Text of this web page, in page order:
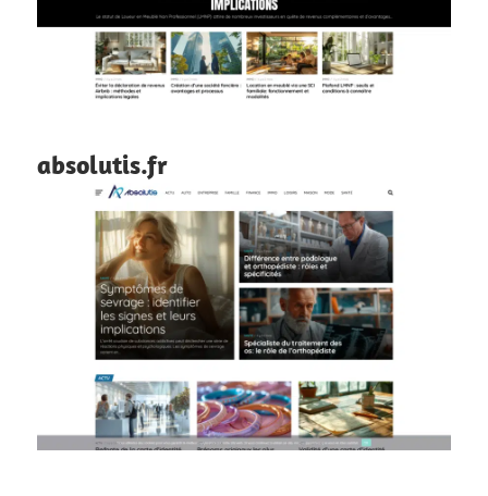
absolutis.fr